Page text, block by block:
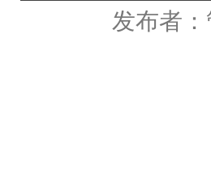
发布者